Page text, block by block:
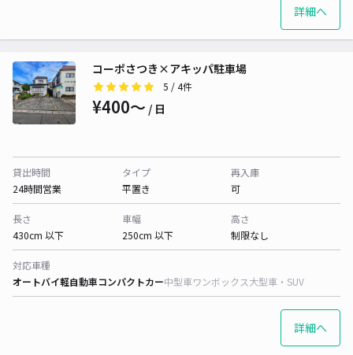
詳細へ
コーポさつき×アキッパ駐車場
5 / 4件
¥400〜 / 日
貸出時間
24時間営業
タイプ
平置き
再入庫
可
長さ
430cm 以下
車幅
250cm 以下
高さ
制限なし
対応車種
オートバイ軽自動車コンパクトカー中型車ワンボックス大型車・SUV
詳細へ